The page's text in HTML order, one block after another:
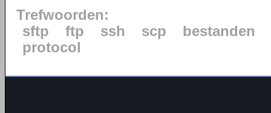
Trefwoorden:
sftp
ftp ssh scp
bestanden
protocol